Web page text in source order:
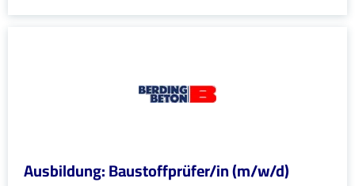
Ausbildung: Baustoffprüfer/in (m/w/d)